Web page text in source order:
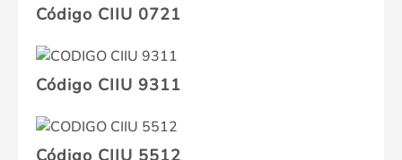
Código CIIU 0721
Código CIIU 9311
Código CIIU 5512